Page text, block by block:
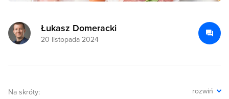
Łukasz Domeracki
20 listopada 2024
Na skróty: rozwiń